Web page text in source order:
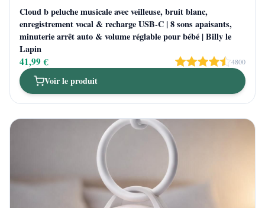
Cloud b peluche musicale avec veilleuse, bruit blanc,
enregistrement vocal & recharge USB-C | 8 sons apaisants,
minuterie arrêt auto & volume réglable pour bébé | Billy le
Lapin
41,99 € 4800
Voir le produit